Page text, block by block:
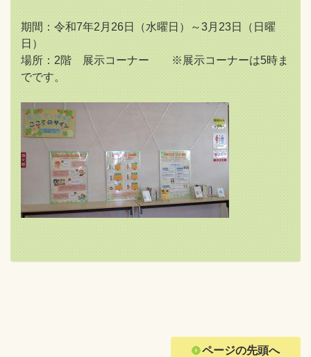
期間：令和7年2月26日（水曜日）～3月23日（日曜
日）
場所：2階 展示コーナー ※展示コーナーは5時ま
でです。
ページの先頭へ